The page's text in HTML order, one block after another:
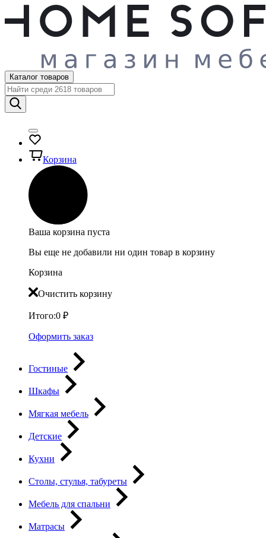
Каталог товаров
Корзина
Ваша корзина пуста
Вы еще не добавили ни один товар в корзину
Корзина
Очистить корзину
Итого:0 ₽
Оформить заказ
Гостиные
Шкафы
Мягкая мебель
Детские
Кухни
Столы, стулья, табуреты
Мебель для спальни
Матрасы